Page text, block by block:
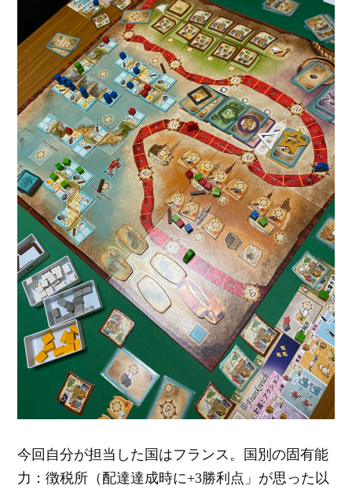
今回自分が担当した国はフランス。国別の固有能
力：徴税所（配達達成時に+3勝利点」が思った以